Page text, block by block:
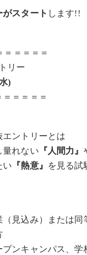
スタート します!!
＝＝＝＝＝
リー
)
＝＝＝＝
ントリーとは
量れない 『人間力』
い 『熱意』 を見る試
見込み）または同
ンキャンパス、学